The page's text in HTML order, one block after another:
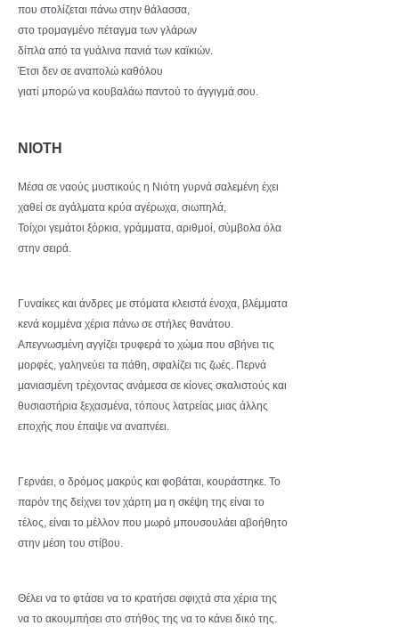
που στολίζεται πάνω στην θάλασσα,
στο τρομαγμένο πέταγμα των γλάρων
δίπλα από τα γυάλινα πανιά των καϊκιών.
Έτσι δεν σε αναπολώ καθόλου
γιατί μπορώ να κουβαλάω παντού το άγγιγμά σου.
ΝΙΟΤΗ
Μέσα σε ναούς μυστικούς η Νιότη γυρνά σαλεμένη έχει
χαθεί σε αγάλματα κρύα αγέρωχα, σιωπηλά,
Τοίχοι γεμάτοι ξόρκια, γράμματα, αριθμοί, σύμβολα όλα
στην σειρά.
Γυναίκες και άνδρες με στόματα κλειστά ένοχα, βλέμματα
κενά κομμένα χέρια πάνω σε στήλες θανάτου.
Απεγνωσμένη αγγίζει τρυφερά το χώμα που σβήνει τις
μορφές, γαληνεύει τα πάθη, σφαλίζει τις ζωές. Περνά
μανιασμένη τρέχοντας ανάμεσα σε κίονες σκαλιστούς και
θυσιαστήρια ξεχασμένα, τόπους λατρείας μιας άλλης
εποχής που έπαψε να αναπνέει.
Γερνάει, ο δρόμος μακρύς και φοβάται, κουράστηκε. Το
παρόν της δείχνει τον χάρτη μα η σκέψη της είναι το
τέλος, είναι το μέλλον που μωρό μπουσουλάει αβοήθητο
στην μέση του στίβου.
Θέλει να το φτάσει να το κρατήσει σφιχτά στα χέρια της
να το ακουμπήσει στο στήθος της να το κάνει δικό της.